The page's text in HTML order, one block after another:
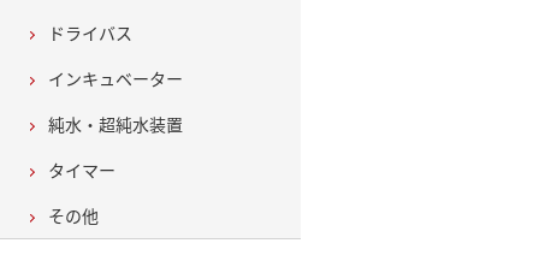
ドライバス
インキュベーター
純水・超純水装置
タイマー
その他